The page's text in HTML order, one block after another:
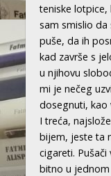
teniske
sam smislio
puše, da ih
kad završe s
u njihovu
mi je nečeg
dosegnuti, kao
I treća,
bijem, jeste ta
cigareti.
bitno u